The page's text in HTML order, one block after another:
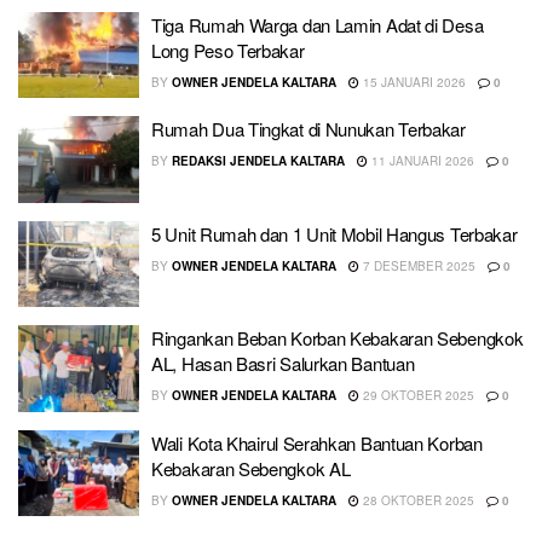
Tiga Rumah Warga dan Lamin Adat di Desa
Long Peso Terbakar
BY OWNER JENDELA KALTARA 15 JANUARI 2026 0
Rumah Dua Tingkat di Nunukan Terbakar
BY REDAKSI JENDELA KALTARA 11 JANUARI 2026 0
5 Unit Rumah dan 1 Unit Mobil Hangus Terbakar
BY OWNER JENDELA KALTARA 7 DESEMBER 2025 0
Ringankan Beban Korban Kebakaran Sebengkok
AL, Hasan Basri Salurkan Bantuan
BY OWNER JENDELA KALTARA 29 OKTOBER 2025 0
Wali Kota Khairul Serahkan Bantuan Korban
Kebakaran Sebengkok AL
BY OWNER JENDELA KALTARA 28 OKTOBER 2025 0